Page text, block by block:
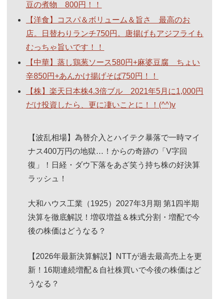
豆の煮物 800円！！
【洋食】コスパ＆ボリューム＆旨さ 最高のお
店。日替わりランチ750円。唐揚げもアジフライも
むっちゃ旨いです！！
【中華】蒸し鶏葱ソース580円+麻婆豆腐 ちょい
辛850円+あんかけ揚げそば750円！！
【株】楽天日本株4.3倍ブル 2021年5月に1,000円
だけ投資したら、更に凄いことに！！(^^)v
【波乱相場】為替介入とハイテク暴落で一時マイ
ナス400万円の地獄…！からの奇跡の「V字回
復」！日経・ダウ下落をあざ笑う持ち株の好決算
ラッシュ！
大和ハウス工業（1925）2027年3月期 第1四半期
決算を徹底解説！増収増益＆株式分割・増配で今
後の株価はどうなる？
【2026年最新決算解説】NTTが過去最高売上を更
新！16期連続増配＆自社株買いで今後の株価はど
うなる？